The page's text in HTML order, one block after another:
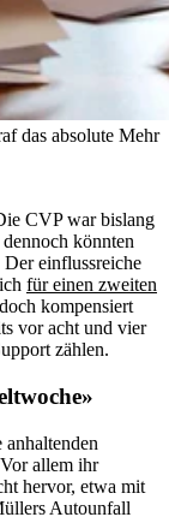
das absolute Mehr
CVP war bislang
könnten
einflussreiche
für einen zweiten
kompensiert
vor acht und vier
zählen.
allem ihr
hervor, etwa mit
Autounfall